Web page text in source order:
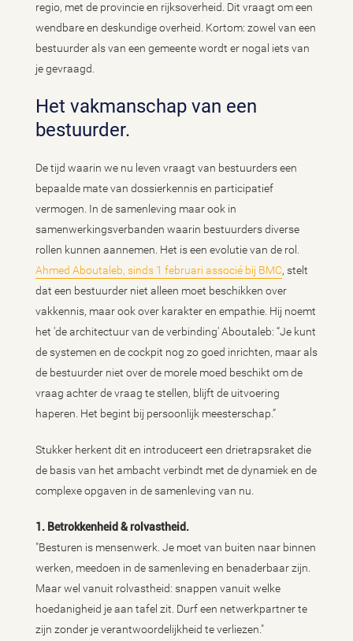
regio, met de provincie en rijksoverheid. Dit vraagt om een
wendbare en deskundige overheid. Kortom: zowel van een
bestuurder als van een gemeente wordt er nogal iets van
je gevraagd.
Het vakmanschap van een
bestuurder.
De tijd waarin we nu leven vraagt van bestuurders een
bepaalde mate van dossierkennis en participatief
vermogen. In de samenleving maar ook in
samenwerkingsverbanden waarin bestuurders diverse
rollen kunnen aannemen. Het is een evolutie van de rol.
Ahmed Aboutaleb, sinds 1 februari associé bij BMC, stelt
dat een bestuurder niet alleen moet beschikken over
vakkennis, maar ook over karakter en empathie. Hij noemt
het 'de architectuur van de verbinding' Aboutaleb: “Je kunt
de systemen en de cockpit nog zo goed inrichten, maar als
de bestuurder niet over de morele moed beschikt om de
vraag achter de vraag te stellen, blijft de uitvoering
haperen. Het begint bij persoonlijk meesterschap.”
Stukker herkent dit en introduceert een drietrapsraket die
de basis van het ambacht verbindt met de dynamiek en de
complexe opgaven in de samenleving van nu.
1. Betrokkenheid & rolvastheid.
"Besturen is mensenwerk. Je moet van buiten naar binnen
werken, meedoen in de samenleving en benaderbaar zijn.
Maar wel vanuit rolvastheid: snappen vanuit welke
hoedanigheid je aan tafel zit. Durf een netwerkpartner te
zijn zonder je verantwoordelijkheid te verliezen."